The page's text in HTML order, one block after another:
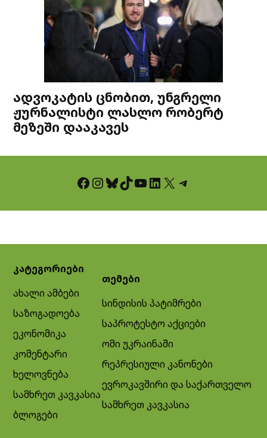
ადვოკატის ცნობით, უნგრელი
ჟურნალისტი ლასლო რობერტ
მეზეში დააკავეს
Facebook InstagramBluesky TikTok YouTube LinkedIn X Telegram
კატეგორიები
ახალი ამბები
საზოგადოება
ეკონომიკა
კომენტარი
ხელოვნება
სამხრეთ კავკასია
ბლოგები
თემები
სინდისის პატიმრები
საპროტესტო აქციები
ომი უკრაინაში
რეპრესიული კანონები
ევროკავშირი და საქართველო
სამხრეთ კავკასია